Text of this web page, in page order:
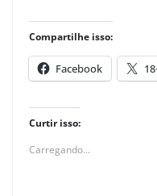
Compartilhe isso:
Facebook
Curtir isso:
Carregando...